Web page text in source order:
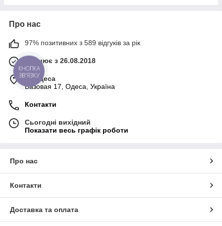
Про нас
97% позитивних з 589 відгуків за рік
Працює з 26.08.2018
м. Одеса
Базовая 17, Одеса, Україна
Контакти
Сьогодні вихідний
Показати весь графік роботи
Про нас
Контакти
Доставка та оплата
КНОПКА
ЗВ'ЯЗКУ